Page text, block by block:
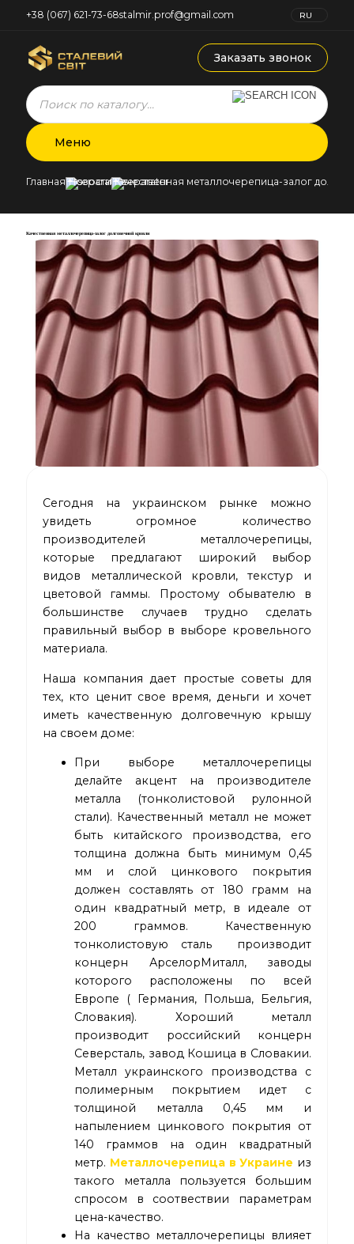
+38 (067) 621-73-68stalmir.prof@gmail.com
RU
Заказать звонок
Products
search
Меню
Главная Новости Качественная металлочерепица-залог
Качественная металлочерепица-залог долговечной кровли
Сегодня на украинском рынке можно
увидеть огромное количество
производителей металлочерепицы,
которые предлагают широкий выбор
видов металлической кровли, текстур и
цветовой гаммы. Простому обывателю в
большинстве случаев трудно сделать
правильный выбор в выборе кровельного
материала.
Наша компания дает простые советы для
тех, кто ценит свое время, деньги и хочет
иметь качественную долговечную крышу
на своем доме:
При выборе металлочерепицы
делайте акцент на производителе
металла (тонколистовой рулонной
стали). Качественный металл не может
быть китайского производства, его
толщина должна быть минимум 0,45
мм и слой цинкового покрытия
должен составлять от 180 грамм на
один квадратный метр, в идеале от
200 граммов. Качественную
тонколистовую сталь производит
концерн АрселорМиталл, заводы
которого расположены по всей
Европе ( Германия, Польша, Бельгия,
Словакия). Хороший металл
производит российский концерн
Северсталь, завод Кошица в Словакии.
Металл украинского производства с
полимерным покрытием идет с
толщиной металла 0,45 мм и
напылением цинкового покрытия от
140 граммов на один квадратный
метр. Металлочерепица в Украине из
такого металла пользуется большим
спросом в соотвествии параметрам
цена-качество.
На качество металлочерепицы влияет